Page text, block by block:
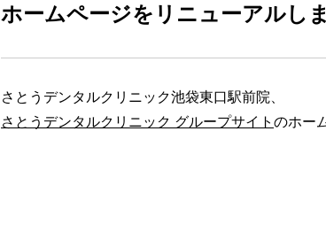
ホームページをリニューアルしま
さとうデンタルクリニック池袋東口駅前院、
さとうデンタルクリニック グループサイト のホー